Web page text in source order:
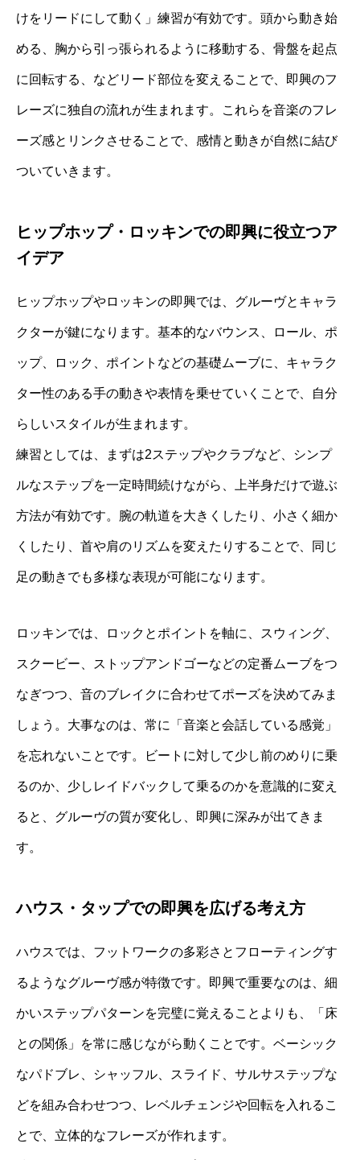
けをリードにして動く」練習が有効です。頭から動き始
める、胸から引っ張られるように移動する、骨盤を起点
に回転する、などリード部位を変えることで、即興のフ
レーズに独自の流れが生まれます。これらを音楽のフレ
ーズ感とリンクさせることで、感情と動きが自然に結び
ついていきます。
ヒップホップ・ロッキンでの即興に役立つア
イデア
ヒップホップやロッキンの即興では、グルーヴとキャラ
クターが鍵になります。基本的なバウンス、ロール、ポ
ップ、ロック、ポイントなどの基礎ムーブに、キャラク
ター性のある手の動きや表情を乗せていくことで、自分
らしいスタイルが生まれます。
練習としては、まずは2ステップやクラブなど、シンプ
ルなステップを一定時間続けながら、上半身だけで遊ぶ
方法が有効です。腕の軌道を大きくしたり、小さく細か
くしたり、首や肩のリズムを変えたりすることで、同じ
足の動きでも多様な表現が可能になります。
ロッキンでは、ロックとポイントを軸に、スウィング、
スクービー、ストップアンドゴーなどの定番ムーブをつ
なぎつつ、音のブレイクに合わせてポーズを決めてみま
しょう。大事なのは、常に「音楽と会話している感覚」
を忘れないことです。ビートに対して少し前のめりに乗
るのか、少しレイドバックして乗るのかを意識的に変え
ると、グルーヴの質が変化し、即興に深みが出てきま
す。
ハウス・タップでの即興を広げる考え方
ハウスでは、フットワークの多彩さとフローティングす
るようなグルーヴ感が特徴です。即興で重要なのは、細
かいステップパターンを完璧に覚えることよりも、「床
との関係」を常に感じながら動くことです。ベーシック
なパドブレ、シャッフル、スライド、サルサステップな
どを組み合わせつつ、レベルチェンジや回転を入れるこ
とで、立体的なフレーズが作れます。